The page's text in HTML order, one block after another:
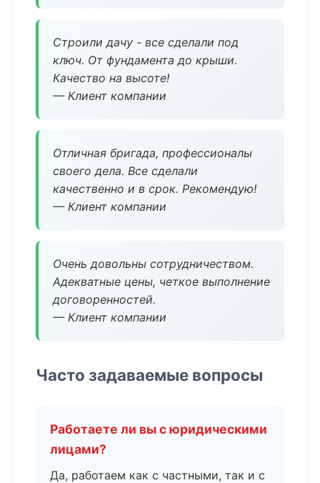
Строили дачу - все сделали под
ключ. От фундамента до крыши.
Качество на высоте!
— Клиент компании
Отличная бригада, профессионалы
своего дела. Все сделали
качественно и в срок. Рекомендую!
— Клиент компании
Очень довольны сотрудничеством.
Адекватные цены, четкое выполнение
договоренностей.
— Клиент компании
Часто задаваемые вопросы
Работаете ли вы с юридическими
лицами?
Да, работаем как с частными, так и с